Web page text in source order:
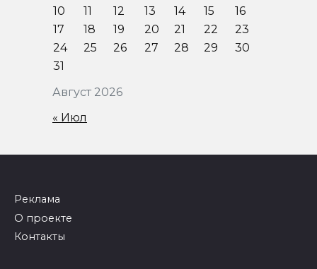
Август 2026
10
11 12 13 14 15
16
17
18 19 20 21 22
23
24
25 26 27 28 29
30
31
« Июл
Реклама
О проекте
Контакты